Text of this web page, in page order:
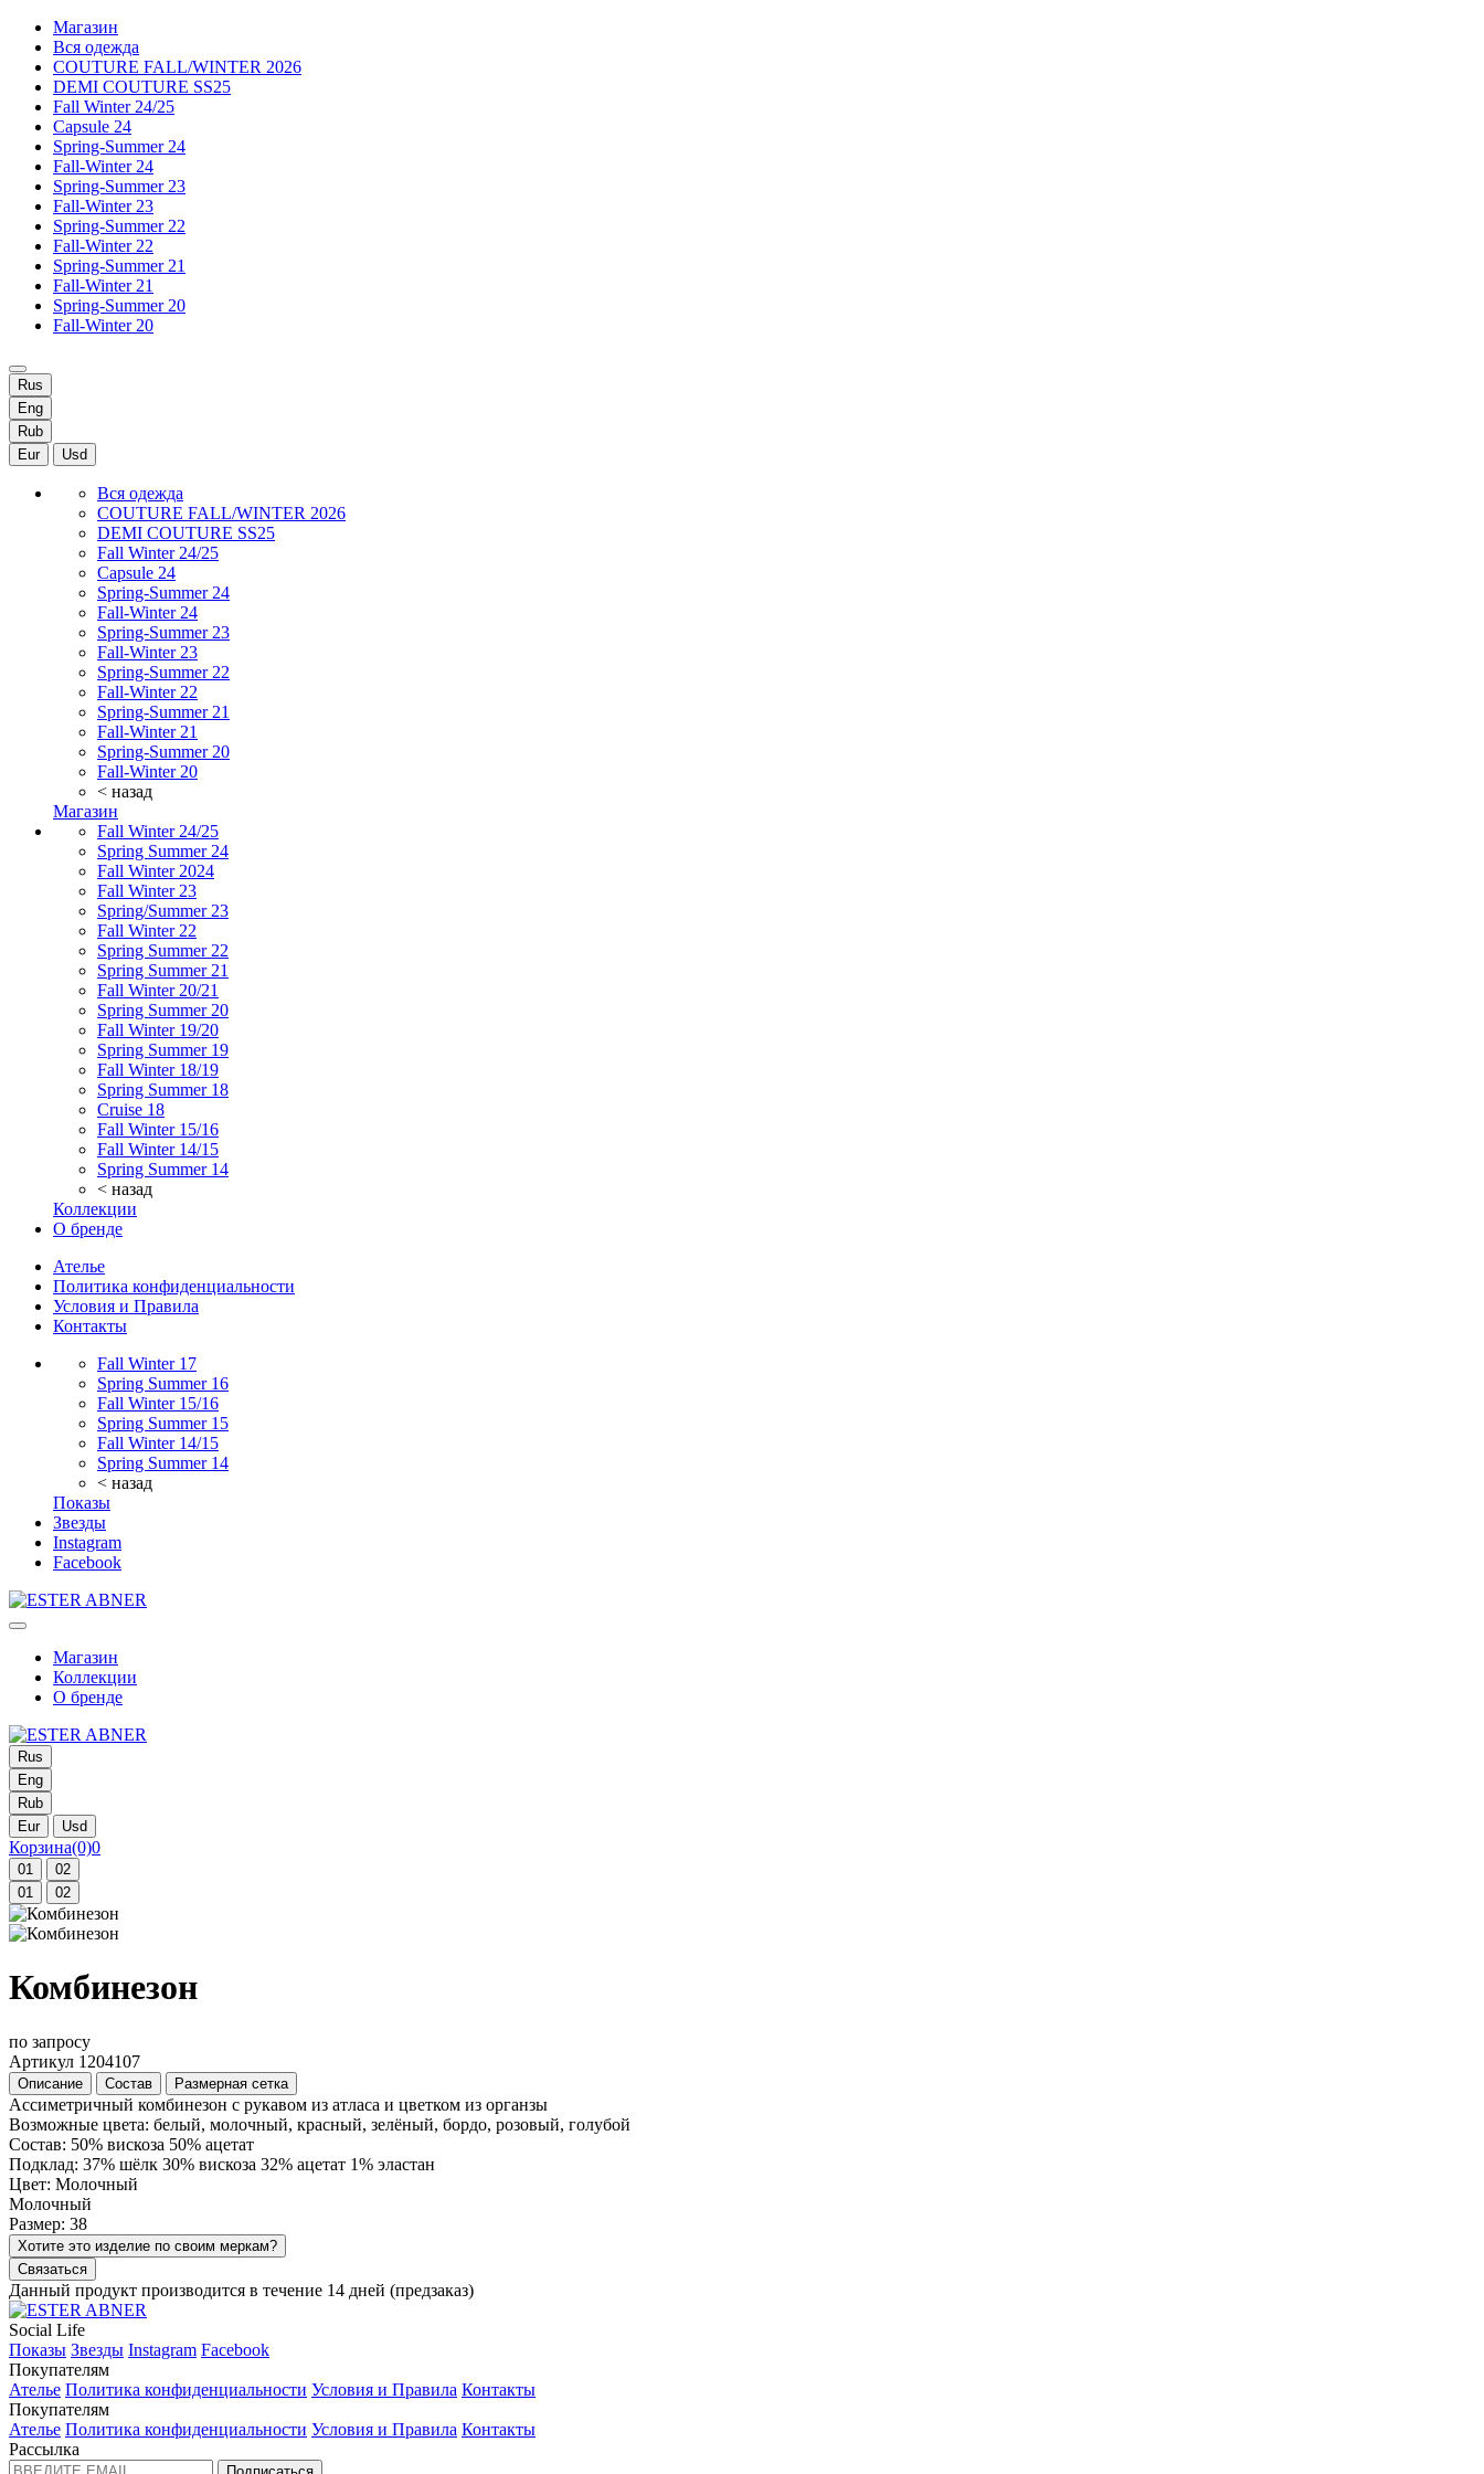
Магазин
Вся одежда
COUTURE FALL/WINTER 2026
DEMI COUTURE SS25
Fall Winter 24/25
Capsule 24
Spring-Summer 24
Fall-Winter 24
Spring-Summer 23
Fall-Winter 23
Spring-Summer 22
Fall-Winter 22
Spring-Summer 21
Fall-Winter 21
Spring-Summer 20
Fall-Winter 20
Rus
Eng
Rub
Eur
Usd
Вся одежда
COUTURE FALL/WINTER 2026
DEMI COUTURE SS25
Fall Winter 24/25
Capsule 24
Spring-Summer 24
Fall-Winter 24
Spring-Summer 23
Fall-Winter 23
Spring-Summer 22
Fall-Winter 22
Spring-Summer 21
Fall-Winter 21
Spring-Summer 20
Fall-Winter 20
< назад
Магазин
Fall Winter 24/25
Spring Summer 24
Fall Winter 2024
Fall Winter 23
Spring/Summer 23
Fall Winter 22
Spring Summer 22
Spring Summer 21
Fall Winter 20/21
Spring Summer 20
Fall Winter 19/20
Spring Summer 19
Fall Winter 18/19
Spring Summer 18
Cruise 18
Fall Winter 15/16
Fall Winter 14/15
Spring Summer 14
< назад
Коллекции
О бренде
Ателье
Политика конфиденциальности
Условия и Правила
Контакты
Fall Winter 17
Spring Summer 16
Fall Winter 15/16
Spring Summer 15
Fall Winter 14/15
Spring Summer 14
< назад
Показы
Звезды
Instagram
Facebook
Магазин
Коллекции
О бренде
Rus
Eng
Rub
Eur
Usd
Корзина(0)0
01
02
01
02
Комбинезон
по запросу
Артикул 1204107
Описание Состав Размерная сетка
Ассиметричный комбинезон с рукавом из атласа и цветком из органзы
Возможные цвета: белый, молочный, красный, зелёный, бордо, розовый, голубой
Состав: 50% вискоза 50% ацетат
Подклад: 37% шёлк 30% вискоза 32% ацетат 1% эластан
Цвет: Молочный
Молочный
Размер: 38
Хотите это изделие по своим меркам?
Связаться
Данный продукт производится в течение 14 дней (предзаказ)
Social Life
Показы Звезды Instagram Facebook
Покупателям
Ателье Политика конфиденциальности Условия и Правила Контакты
Покупателям
Ателье Политика конфиденциальности Условия и Правила Контакты
Рассылка